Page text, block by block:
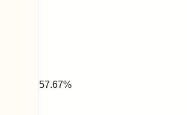
57.67%